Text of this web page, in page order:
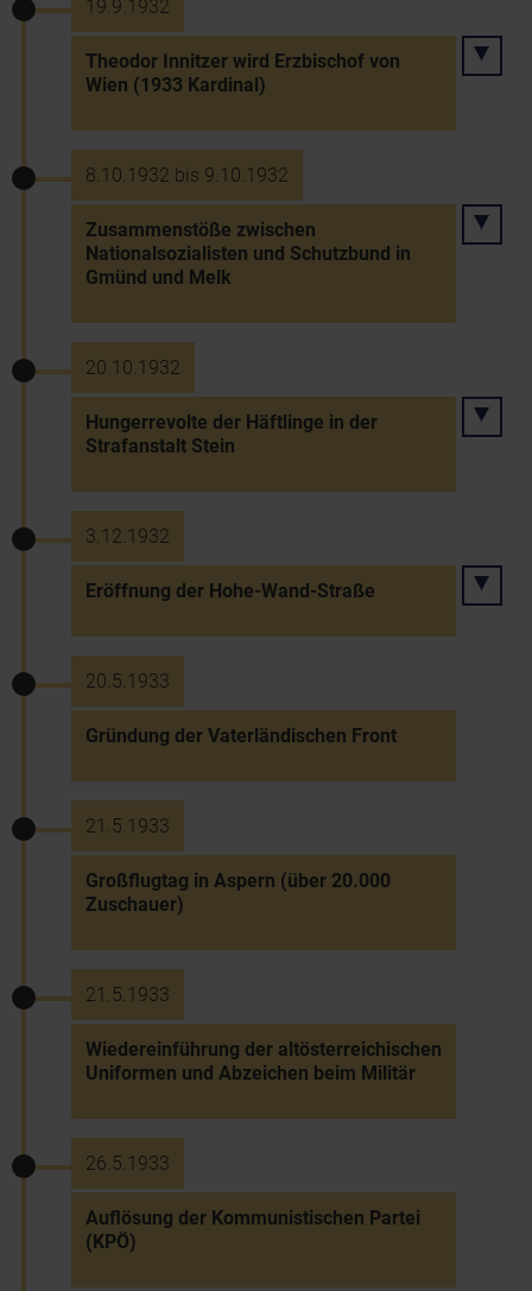
19.9.1932
Theodor Innitzer wird Erzbischof von
Wien (1933 Kardinal)
8.10.1932 bis 9.10.1932
Zusammenstöße zwischen
Nationalsozialisten und Schutzbund in
Gmünd und Melk
20.10.1932
Hungerrevolte der Häftlinge in der
Strafanstalt Stein
3.12.1932
Eröffnung der Hohe-Wand-Straße
20.5.1933
Gründung der Vaterländischen Front
21.5.1933
Großflugtag in Aspern (über 20.000
Zuschauer)
21.5.1933
Wiedereinführung der altösterreichischen
Uniformen und Abzeichen beim Militär
26.5.1933
Auflösung der Kommunistischen Partei
(KPÖ)